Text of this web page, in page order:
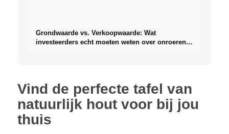
Grondwaarde vs. Verkoopwaarde: Wat
investeerders echt moeten weten over onroerend
Vind de perfecte tafel van
natuurlijk hout voor bij jou
thuis